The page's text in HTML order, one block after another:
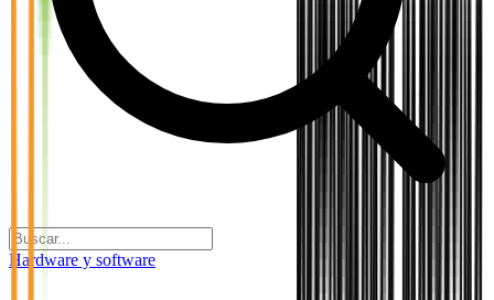
Hardware y software